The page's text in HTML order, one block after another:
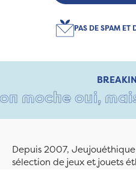
PAS DE SPAM ET
oui, mais
Depuis 2007,
sélection de jeux et jouets